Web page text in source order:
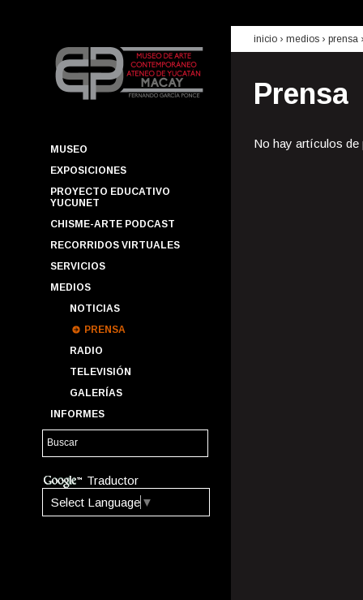
MUSEO
EXPOSICIONES
PROYECTO EDUCATIVO
YUCUNET
CHISME-ARTE PODCAST
RECORRIDOS VIRTUALES
SERVICIOS
MEDIOS
NOTICIAS
PRENSA
RADIO
TELEVISIÓN
GALERÍAS
INFORMES
Traductor
Select Language ▼
inicio › medios › prensa
Prensa
No hay artículos de